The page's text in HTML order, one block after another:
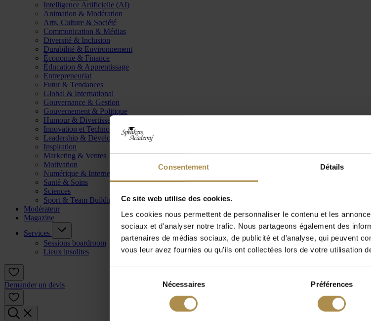
Consentement Détails
Ce site web utilise des cookies.
Les cookies nous permettent de personnaliser le contenu et les
sociaux et d'analyser notre trafic. Nous partageons également des
partenaires de médias sociaux, de publicité et d'analyse, qui peuvent
vous leur avez fournies ou qu'ils ont collectées lors de votre utilisation
Nécessaires Préférences
Intelligence Artificielle (AI)
Animation & Modération
Arts, Culture & Société
Communication & Médias
Diversité & Inclusion
Durabilité & Environnement
Économie & Finance
Éducation & Apprentissage
Entrepreneuriat
Futur & Tendances
Global & International
Gouvernance & Gestion
Gouvernement & Politique
Humour & Divertissement
Innovation et Technologie
Leadership & Développement
Inspiration
Marketing & Ventes
Motivation
Numérique & Internet
Santé & Soins
Sciences
Sport & Team Building
Modérateur
Magazine
Services
Sessions boardroom
Lieux insolites
Demander un devis